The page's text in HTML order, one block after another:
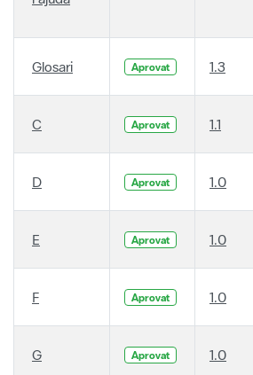
Glosari Aprovat 1.3
C Aprovat 1.1
D Aprovat 1.0
E Aprovat 1.0
F Aprovat 1.0
G Aprovat 1.0